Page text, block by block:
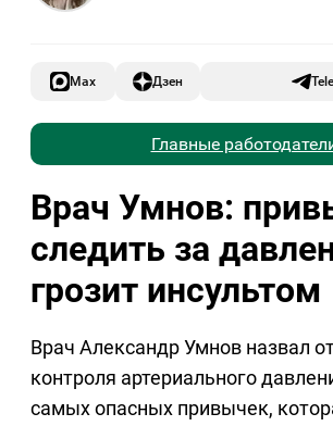
Max Дзен
Главные
Врач Умнов:
следить за
грозит инсультом
Врач Александр Умнов назвал
контроля артериального
самых опасных привычек,